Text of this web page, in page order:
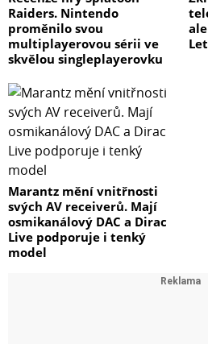
Raiders. Nintendo
proměnilo svou
multiplayerovou sérii ve
skvělou singleplayerovku
Marantz mění vnitřnosti
svých AV receiverů. Mají
osmikanálový DAC a Dirac
Live podporuje i tenký
model